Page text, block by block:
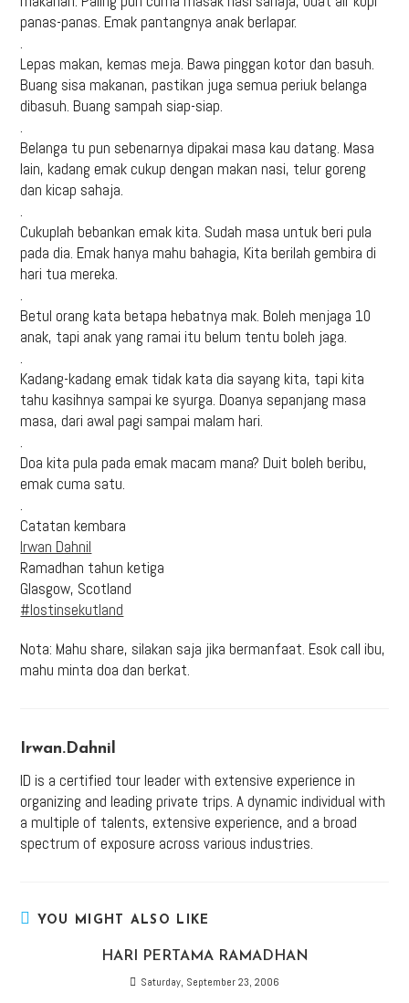
panas-panas. Emak pantangnya anak berlapar.
.
Lepas makan, kemas meja. Bawa pinggan kotor dan basuh.
Buang sisa makanan, pastikan juga semua periuk belanga
dibasuh. Buang sampah siap-siap.
.
Belanga tu pun sebenarnya dipakai masa kau datang. Masa
lain, kadang emak cukup dengan makan nasi, telur goreng
dan kicap sahaja.
.
Cukuplah bebankan emak kita. Sudah masa untuk beri pula
pada dia. Emak hanya mahu bahagia, Kita berilah gembira di
hari tua mereka.
.
Betul orang kata betapa hebatnya mak. Boleh menjaga 10
anak, tapi anak yang ramai itu belum tentu boleh jaga.
.
Kadang-kadang emak tidak kata dia sayang kita, tapi kita
tahu kasihnya sampai ke syurga. Doanya sepanjang masa
masa, dari awal pagi sampai malam hari.
.
Doa kita pula pada emak macam mana? Duit boleh beribu,
emak cuma satu.
.
Catatan kembara
Irwan Dahnil
Ramadhan tahun ketiga
Glasgow, Scotland
#lostinsekutland
Nota: Mahu share, silakan saja jika bermanfaat. Esok call ibu,
mahu minta doa dan berkat.
Irwan.dahnil
ID is a certified tour leader with extensive experience in
organizing and leading private trips. A dynamic individual with
a multiple of talents, extensive experience, and a broad
spectrum of exposure across various industries.
YOU MIGHT ALSO LIKE
HARI PERTAMA RAMADHAN
Saturday, September 23, 2006